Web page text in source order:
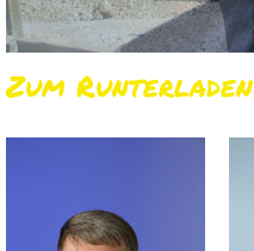
Zum Runterladen